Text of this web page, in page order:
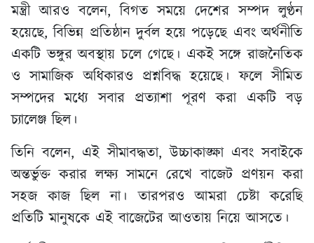
মন্ত্রী আরও বলেন, বিগত সময়ে দেশের সম্পদ লুণ্ঠন
হয়েছে, বিভিন্ন প্রতিষ্ঠান দুর্বল হয়ে পড়েছে এবং অর্থনীতি
একটি ভঙ্গুর অবস্থায় চলে গেছে। একই সঙ্গে রাজনৈতিক
ও সামাজিক অধিকারও প্রশ্নবিদ্ধ হয়েছে। ফলে সীমিত
সম্পদের মধ্যে সবার প্রত্যাশা পূরণ করা একটি বড়
চ্যালেঞ্জ ছিল।
তিনি বলেন, এই সীমাবদ্ধতা, উচ্চাকাঙ্ক্ষা এবং সবাইকে
অন্তর্ভুক্ত করার লক্ষ্য সামনে রেখে বাজেট প্রণয়ন করা
সহজ কাজ ছিল না। তারপরও আমরা চেষ্টা করেছি
প্রতিটি মানুষকে এই বাজেটের আওতায় নিয়ে আসতে।